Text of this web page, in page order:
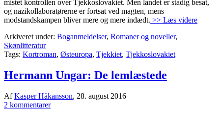
mistet kontrollen over Tjekkoslovakiet. Men landet er stadig besat,
og nazikollaboratørerne er fortsat ved magten, mens
modstandskampen bliver mere og mere indædt. >> Læs videre
Arkiveret under: Boganmeldelser, Romaner og noveller,
Skønlitteratur
Tags: Kortroman, Østeuropa, Tjekkiet, Tjekkoslovakiet
Hermann Ungar: De lemlæstede
AfKasper Håkansson, 28. august 2016
2 kommentarer